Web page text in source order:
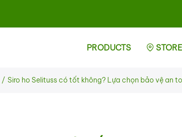
PRODUCTS
Siro ho Selituss có tốt không? Lựa chọn bảo vệ an